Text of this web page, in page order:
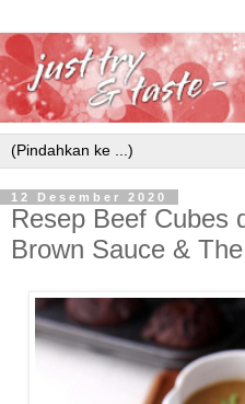
12 Desember 2020
Resep Beef Cubes
Brown Sauce &